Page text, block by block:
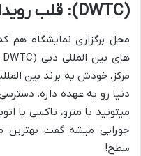
(DWTC): قلب رویداد
محل برگزاری نمایشگاه
مرکز، خودش یه برند بین
دنیا رو به عهده داره.
میتونید با مترو، تاکسی یا
جورایی میشه گفت بهترین
سطح!